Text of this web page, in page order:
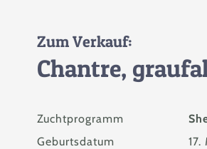
Zum Verkauf:
Chantre,
Zuchtprogramm
Geburtsdatum
17.